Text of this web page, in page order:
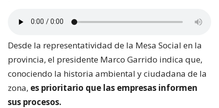
Desde la representatividad de la Mesa Social en la
provincia, el presidente Marco Garrido indica que,
conociendo la historia ambiental y ciudadana de la
zona, es prioritario que las empresas informen
sus procesos.